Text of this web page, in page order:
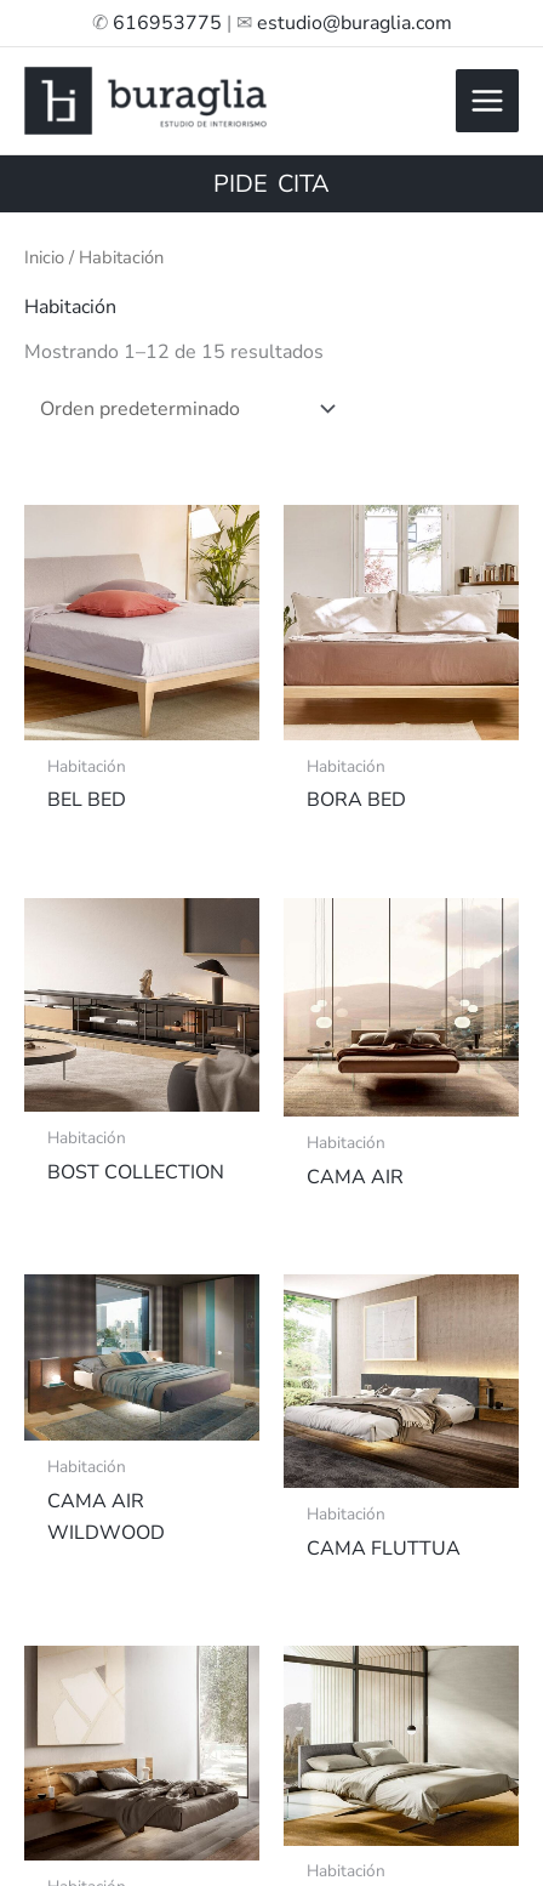
al
contenido
✆ 616953775 | ✉estudio@buraglia.com
PIDE CITA
Inicio / Habitación
Habitación
Mostrando 1–12 de 15 resultados
Habitación
BEL BED
Habitación
BORA BED
Habitación
BOST COLLECTION
Habitación
CAMA AIR
Habitación
CAMA AIR
WILDWOOD
Habitación
CAMA FLUTTUA
Habitación